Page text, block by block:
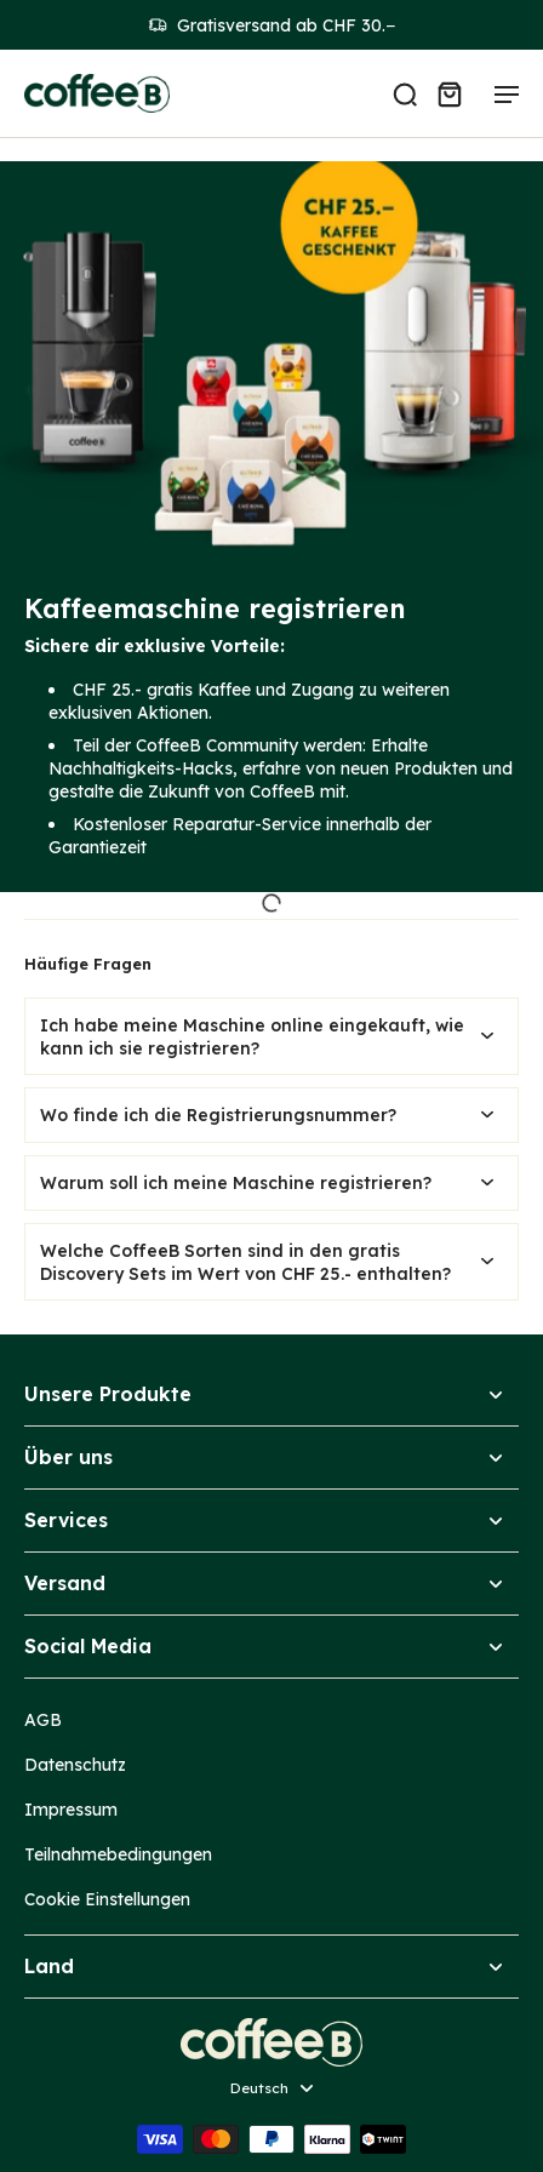
Gratisversand ab CHF 30.−
Kaffeemaschine registrieren
Sichere dir exklusive Vorteile:
CHF 25.- gratis Kaffee und Zugang zu weiteren
exklusiven Aktionen.
Teil der CoffeeB Community werden: Erhalte
Nachhaltigkeits-Hacks, erfahre von neuen Produkten und
gestalte die Zukunft von CoffeeB mit.
Kostenloser Reparatur-Service innerhalb der
Garantiezeit
Häufige Fragen
Ich habe meine Maschine online eingekauft, wie
kann ich sie registrieren?
Wo finde ich die Registrierungsnummer?
Warum soll ich meine Maschine registrieren?
Welche CoffeeB Sorten sind in den gratis
Discovery Sets im Wert von CHF 25.- enthalten?
Unsere Produkte
Über uns
Services
Versand
Social Media
AGB
Datenschutz
Impressum
Teilnahmebedingungen
Cookie Einstellungen
Land
Sprache
Deutsch